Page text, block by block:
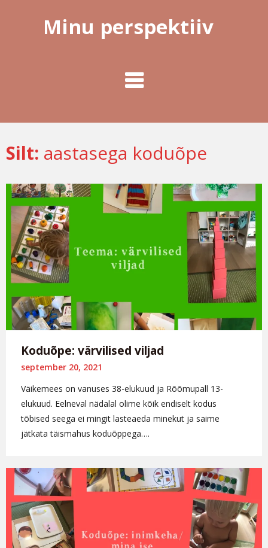
Minu perspektiiv
Silt: aastasega koduõpe
Koduõpe: värvilised viljad
september 20, 2021
Väikemees on vanuses 38-elukuud ja Rõõmupall 13-
elukuud. Eelneval nädalal olime kõik endiselt kodus
tõbised seega ei mingit lasteaeda minekut ja saime
jätkata täismahus koduõppega….